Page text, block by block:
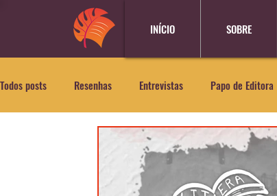
INÍCIO SOBRE
Todos posts Resenhas Entrevistas Papo de Editora